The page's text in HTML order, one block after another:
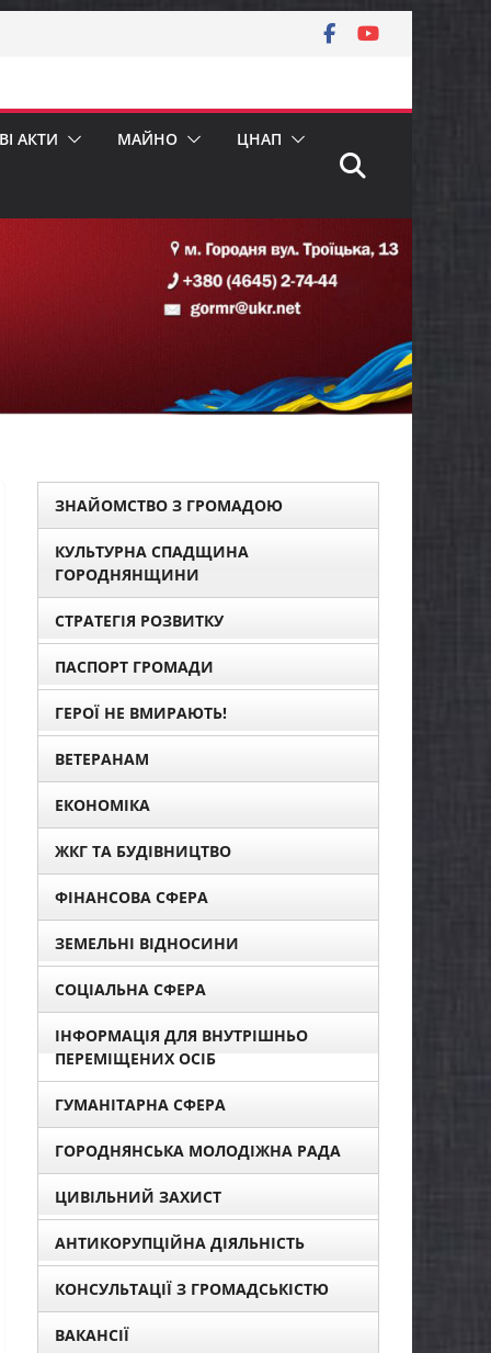
АКТИ МАЙНО ЦНАП
ЗНАЙОМСТВО З ГРОМАДОЮ
КУЛЬТУРНА СПАДЩИНА
ГОРОДНЯНЩИНИ
СТРАТЕГІЯ РОЗВИТКУ
ПАСПОРТ ГРОМАДИ
ГЕРОЇ НЕ ВМИРАЮТЬ!
ВЕТЕРАНАМ
ЕКОНОМІКА
ЖКГ ТА БУДІВНИЦТВО
ФІНАНСОВА СФЕРА
ЗЕМЕЛЬНІ ВІДНОСИНИ
СОЦІАЛЬНА СФЕРА
ІНФОРМАЦІЯ ДЛЯ ВНУТРІШНЬО
ПЕРЕМІЩЕНИХ ОСІБ
ГУМАНІТАРНА СФЕРА
ГОРОДНЯНСЬКА МОЛОДІЖНА РАДА
ЦИВІЛЬНИЙ ЗАХИСТ
АНТИКОРУПЦІЙНА ДІЯЛЬНІСТЬ
КОНСУЛЬТАЦІЇ З ГРОМАДСЬКІСТЮ
ВАКАНСІЇ